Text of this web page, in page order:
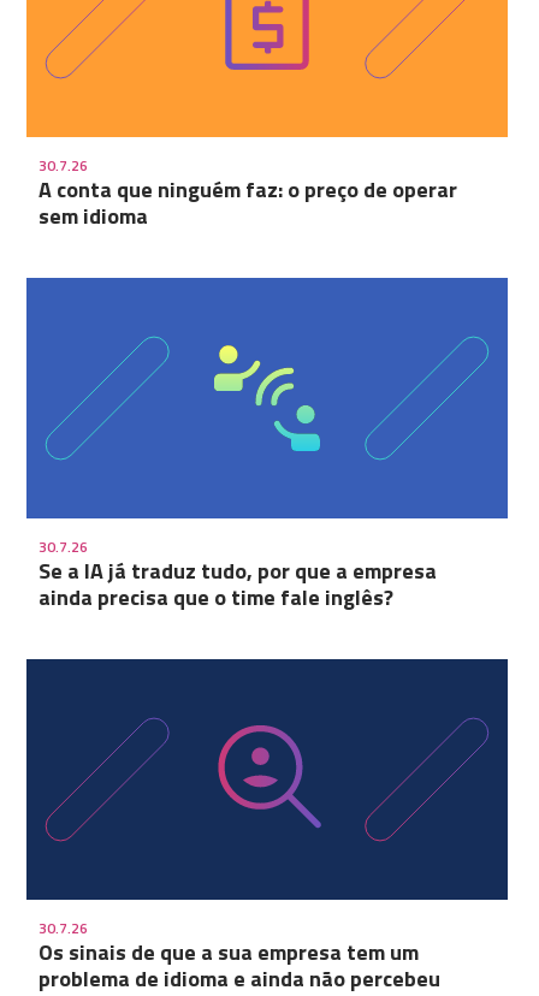
30.7.26
A conta que ninguém faz: o preço de operar
sem idioma
30.7.26
Se a IA já traduz tudo, por que a empresa
ainda precisa que o time fale inglês?
30.7.26
Os sinais de que a sua empresa tem um
problema de idioma e ainda não percebeu